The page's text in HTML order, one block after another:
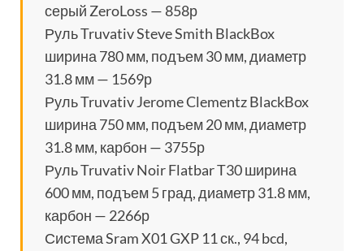
серый ZeroLoss — 858р
Руль Truvativ Steve Smith BlackBox
ширина 780 мм, подъем 30 мм, диаметр
31.8 мм — 1569р
Руль Truvativ Jerome Clementz BlackBox
ширина 750 мм, подъем 20 мм, диаметр
31.8 мм, карбон — 3755р
Руль Truvativ Noir Flatbar T30 ширина
600 мм, подъем 5 град, диаметр 31.8 мм,
карбон — 2266р
Система Sram X01 GXP 11 ск., 94 bcd,